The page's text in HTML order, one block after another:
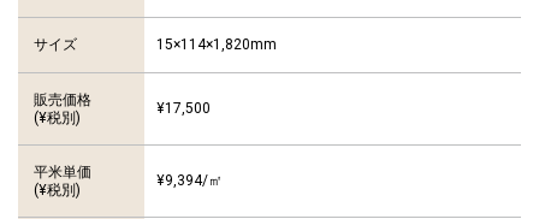
サイズ 15×114×1,820mm
販売価格
(¥税別)
¥17,500
平米単価
(¥税別)
¥9,394/㎡